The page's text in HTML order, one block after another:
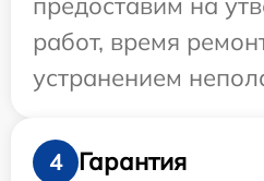
работ, время
устранением
4 Гарантия